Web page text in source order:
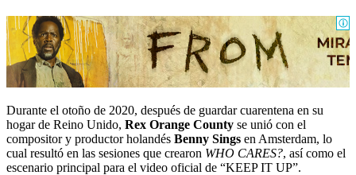
Durante el otoño de 2020, después de guardar cuarentena en su
hogar de Reino Unido, Rex Orange County se unió con el
compositor y productor holandés Benny Sings en Amsterdam, lo
cual resultó en las sesiones que crearon WHO CARES?, así como el
escenario principal para el video oficial de “KEEP IT UP”.